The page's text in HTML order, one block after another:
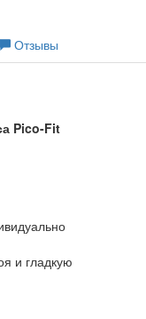
Отзывы
Pico-Fit
и гладкую